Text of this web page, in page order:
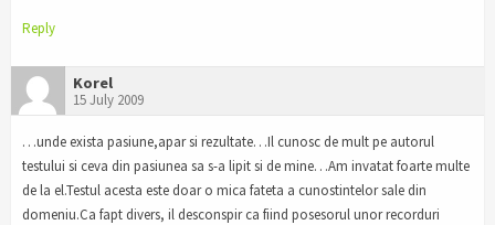
Reply
Korel
15 July 2009
…unde exista pasiune,apar si rezultate…Il cunosc de mult pe autorul
testului si ceva din pasiunea sa s-a lipit si de mine…Am invatat foarte multe
de la el.Testul acesta este doar o mica fateta a cunostintelor sale din
domeniu.Ca fapt divers, il desconspir ca fiind posesorul unor recorduri